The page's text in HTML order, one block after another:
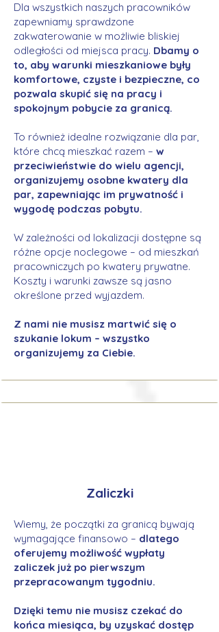
Dla wszystkich naszych pracowników
zapewniamy sprawdzone
zakwaterowanie w możliwie bliskiej
odległości od miejsca pracy. Dbamy o
to, aby warunki mieszkaniowe były
komfortowe, czyste i bezpieczne, co
pozwala skupić się na pracy i
spokojnym pobycie za granicą.
To również idealne rozwiązanie dla par,
które chcą mieszkać razem – w
przeciwieństwie do wielu agencji,
organizujemy osobne kwatery dla
par, zapewniając im prywatność i
wygodę podczas pobytu.
W zależności od lokalizacji dostępne są
różne opcje noclegowe – od mieszkań
pracowniczych po kwatery prywatne.
Koszty i warunki zawsze są jasno
określone przed wyjazdem.
Z nami nie musisz martwić się o
szukanie lokum – wszystko
organizujemy za Ciebie.
Zaliczki
Wiemy, że początki za granicą bywają
wymagające finansowo – dlatego
oferujemy możliwość wypłaty
zaliczek już po pierwszym
przepracowanym tygodniu.
Dzięki temu nie musisz czekać do
końca miesiąca, by uzyskać dostęp